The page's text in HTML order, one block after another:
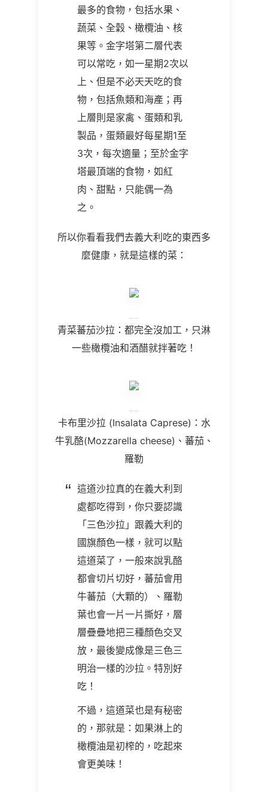
最多的食物，包括水果、
蔬菜、全穀、橄欖油、核
果等。金字塔第二層代表
可以常吃，如一星期2次以
上、但是不必天天吃的食
物，包括魚類和海產；再
上層則是家禽、蛋類和乳
製品，蛋類最好每星期1至
3次，每次適量；至於金字
塔最頂端的食物，如紅
肉、甜點，只能偶一為
之。
所以你看看我們去義大利吃的東西多
麼健康，就是這樣的菜：
青菜蕃茄沙拉：都完全沒加工，只淋
一些橄欖油和酒醋就拌著吃！
卡布里沙拉 (Insalata Caprese)：水
牛乳酪(Mozzarella cheese)、蕃茄、
羅勒
這道沙拉真的在義大利到
處都吃得到，你只要認識
「三色沙拉」跟義大利的
國旗顏色一樣，就可以點
這道菜了，一般來說乳酪
都會切片切好，蕃茄會用
牛蕃茄（大顆的）、羅勒
葉也會一片一片撕好，層
層疊疊地把三種顏色交叉
放，最後變成像是三色三
明治一樣的沙拉。特別好
吃！
不過，這道菜也是有秘密
的，那就是：如果淋上的
橄欖油是初榨的，吃起來
會更美味！